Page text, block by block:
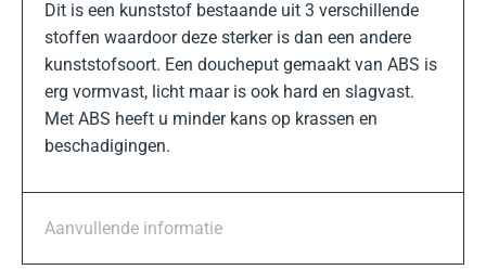
Dit is een kunststof bestaande uit 3 verschillende
stoffen waardoor deze sterker is dan een andere
kunststofsoort. Een doucheput gemaakt van ABS is
erg vormvast, licht maar is ook hard en slagvast.
Met ABS heeft u minder kans op krassen en
beschadigingen.
Aanvullende informatie